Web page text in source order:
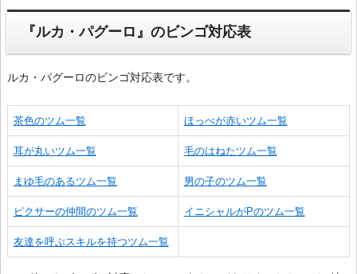
『ルカ・パグーロ』のビンゴ対応表
ルカ・パグーロのビンゴ対応表です。
茶色のツム一覧 ほっぺが赤いツム一覧
耳が丸いツム一覧 毛のはねたツム一覧
まゆ毛のあるツム一覧 男の子のツム一覧
ピクサーの仲間のツム一覧 イニシャルがPのツム一覧
友達を呼ぶスキルを持つツム一覧